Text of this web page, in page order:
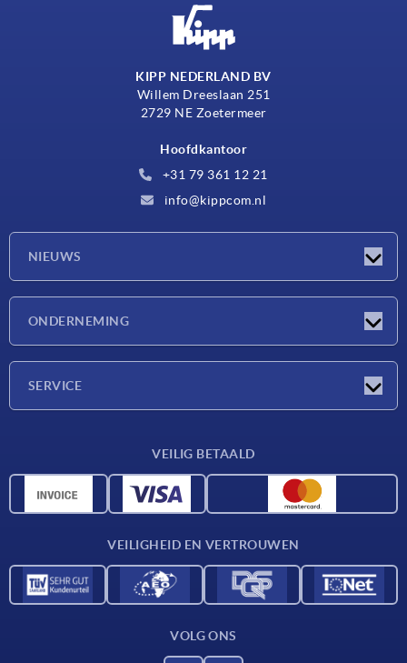
KIPP NEDERLAND BV
Willem Dreeslaan 251
2729 NE Zoetermeer
Hoofdkantoor
+31 79 361 12 21
info@kippcom.nl
NIEUWS
ONDERNEMING
SERVICE
CAD-gegevens
VEILIG BETAALD
VEILIGHEID EN VERTROUWEN
VOLG ONS